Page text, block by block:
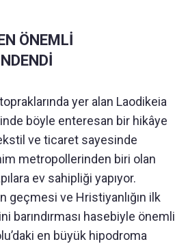
ÖNEMLİ
yer alan Laodikeia
böyle enteresan bir hikâye
ve ticaret sayesinde
metropollerinden biri olan
ev sahipliği yapıyor.
geçmesi ve Hristiyanlığın ilk
barındırması hasebiyle önemli
en büyük hipodroma